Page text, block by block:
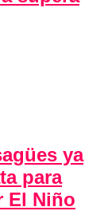
ya
para
El Niño